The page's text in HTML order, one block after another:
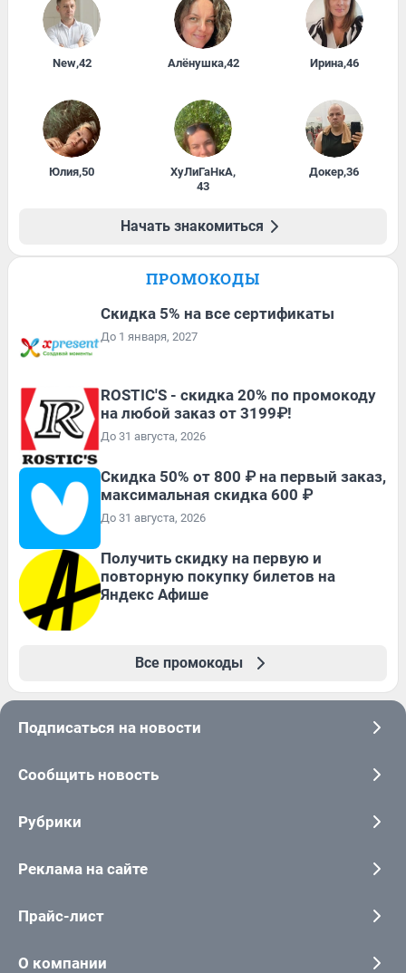
New,42 Алёнушка,42 Ирина,46
Юлия,50 ХуЛиГаНкА,
43
Докер,36
Начать знакомиться
ПРОМОКОДЫ
Скидка 5% на все сертификаты
До 1 января, 2027
ROSTIC'S - скидка 20% по промокоду
на любой заказ от 3199₽!
До 31 августа, 2026
Скидка 50% от 800 ₽ на первый заказ,
максимальная скидка 600 ₽
До 31 августа, 2026
Получить скидку на первую и
повторную покупку билетов на
Яндекс Афише
Все промокоды
Подписаться на новости
Сообщить новость
Рубрики
Реклама на сайте
Прайс-лист
О компании